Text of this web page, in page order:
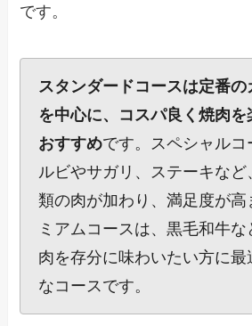
です。
スタンダードコースは定番の
を中心に、コスパ良く焼肉
おすすめです。スペシャルコ
ルビやサガリ、ステーキな
類の肉が加わり、満足度が高
ミアムコースは、黒毛和牛
肉を存分に味わいたい方に最
なコースです。